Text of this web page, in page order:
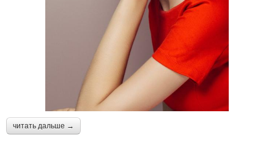
читать дальше →